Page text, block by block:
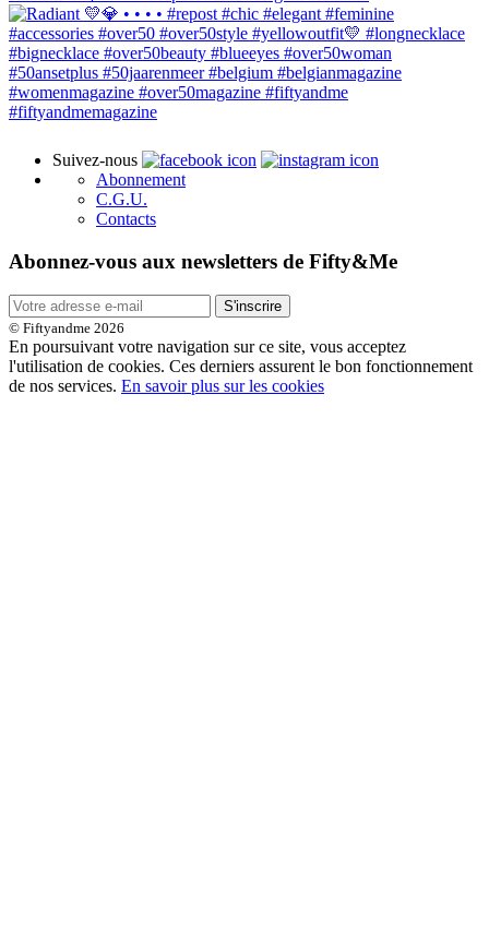
Suivez-nous
Abonnement
C.G.U.
Contacts
Abonnez-vous aux newsletters de Fifty&Me
S'inscrire
© Fiftyandme 2026
En poursuivant votre navigation sur ce site, vous acceptez
l'utilisation de cookies. Ces derniers assurent le bon fonctionnement
de nos services. En savoir plus sur les cookies